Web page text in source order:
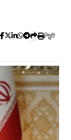
প্রিন্ট